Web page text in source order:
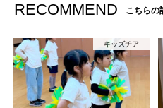
RECOMMEND こちらの
キッズチア